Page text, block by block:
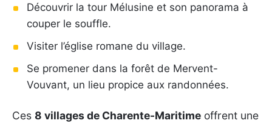
Découvrir la tour Mélusine et son panorama à
couper le souffle.
Visiter l’église romane du village.
Se promener dans la forêt de Mervent-
Vouvant, un lieu propice aux randonnées.
Ces 8 villages de Charente-Maritime offrent une